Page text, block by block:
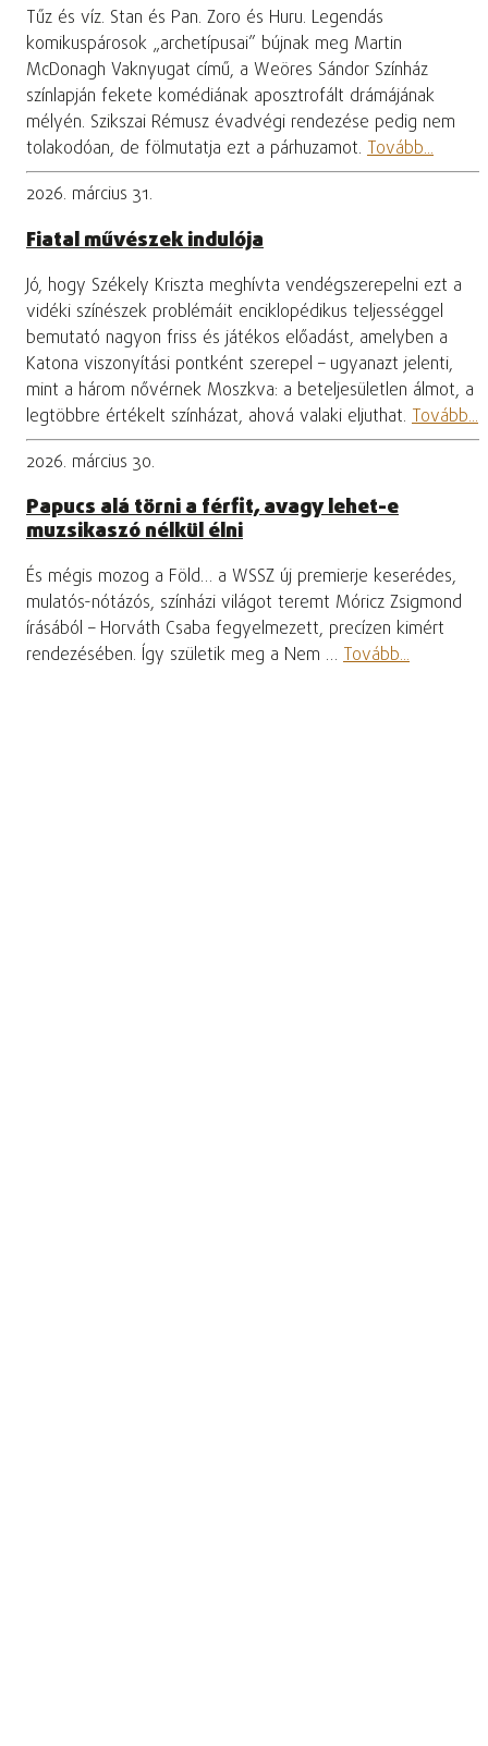
Tűz és víz. Stan és Pan. Zoro és Huru. Legendás
komikuspárosok „archetípusai” bújnak meg Martin
McDonagh Vaknyugat című, a Weöres Sándor Színház
színlapján fekete komédiának aposztrofált drámájának
mélyén. Szikszai Rémusz évadvégi rendezése pedig nem
tolakodóan, de fölmutatja ezt a párhuzamot. Tovább...
2026. március 31.
Fiatal művészek indulója
Jó, hogy Székely Kriszta meghívta vendégszerepelni ezt a
vidéki színészek problémáit enciklopédikus teljességgel
bemutató nagyon friss és játékos előadást, amelyben a
Katona viszonyítási pontként szerepel – ugyanazt jelenti,
mint a három nővérnek Moszkva: a beteljesületlen álmot, a
legtöbbre értékelt színházat, ahová valaki eljuthat. Tovább...
2026. március 30.
Papucs alá törni a férfit, avagy lehet-e
muzsikaszó nélkül élni
És mégis mozog a Föld… a WSSZ új premierje keserédes,
mulatós-nótázós, színházi világot teremt Móricz Zsigmond
írásából – Horváth Csaba fegyelmezett, precízen kimért
rendezésében. Így születik meg a Nem … Tovább...